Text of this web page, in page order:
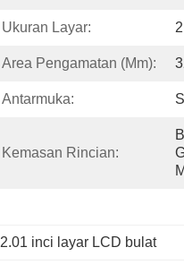
Ukuran Layar:
Area Pengamatan (mm):
Antarmuka:
Kemasan Rincian:
2.01 inci layar LCD bulat